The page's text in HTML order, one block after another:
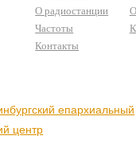
О радиостанции
Частоты
Контакты
епархиальный
центр